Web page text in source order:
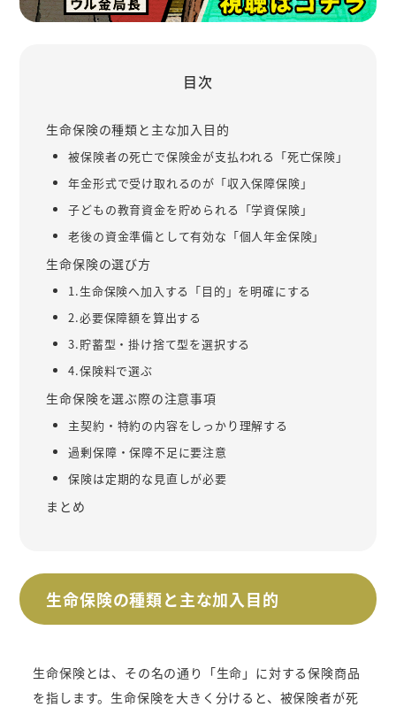
目次
生命保険の種類と主な加入目的
被保険者の死亡で保険金が支払われる「死亡保険」
年金形式で受け取れるのが「収入保障保険」
子どもの教育資金を貯められる「学資保険」
老後の資金準備として有効な「個人年金保険」
生命保険の選び方
1.生命保険へ加入する「目的」を明確にする
2.必要保障額を算出する
3.貯蓄型・掛け捨て型を選択する
4.保険料で選ぶ
生命保険を選ぶ際の注意事項
主契約・特約の内容をしっかり理解する
過剰保障・保障不足に要注意
保険は定期的な見直しが必要
まとめ
生命保険の種類と主な加入目的
生命保険とは、その名の通り「生命」に対する保険商品
を指します。生命保険を大きく分けると、被保険者が死